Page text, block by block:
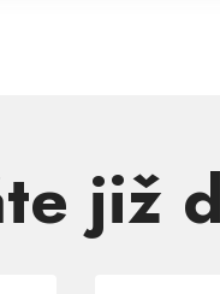
již